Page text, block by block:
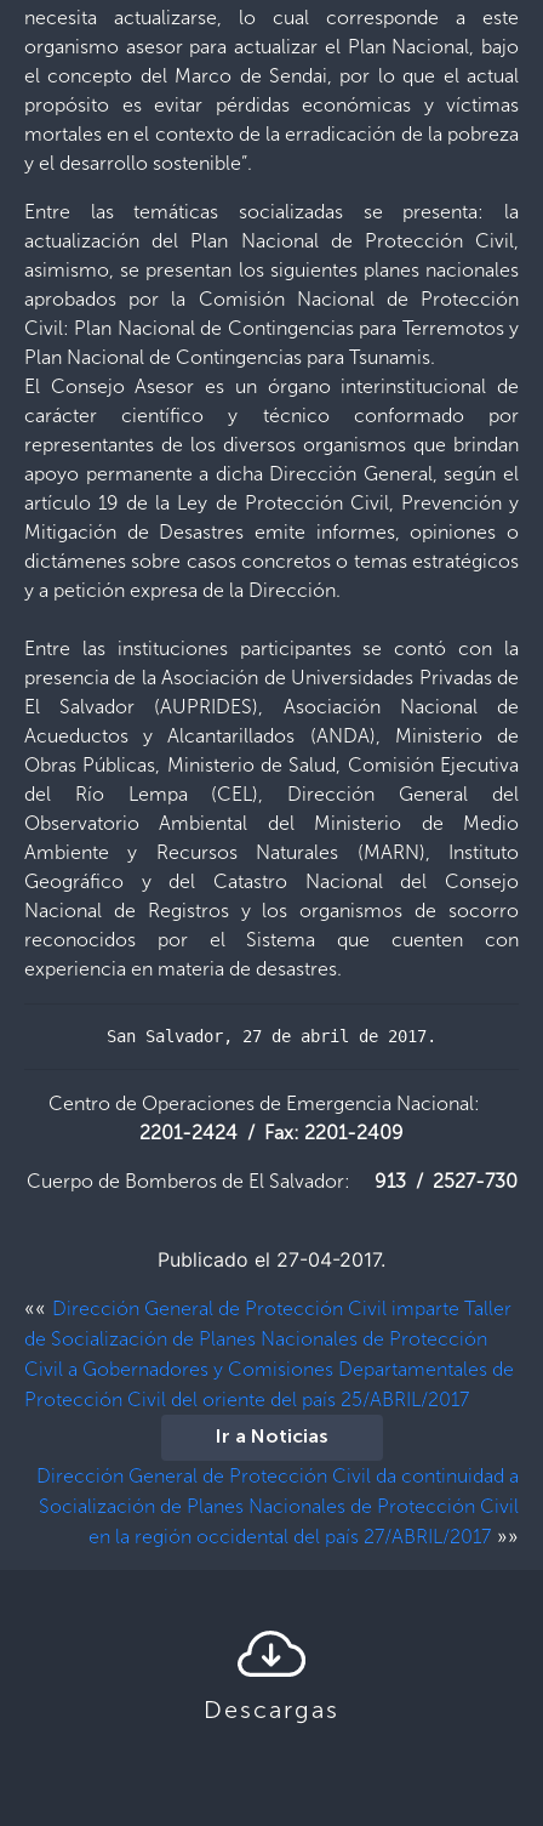
necesita actualizarse, lo cual corresponde a este
organismo asesor para actualizar el Plan Nacional, bajo
el concepto del Marco de Sendai, por lo que el actual
propósito es evitar pérdidas económicas y víctimas
mortales en el contexto de la erradicación de la pobreza
y el desarrollo sostenible”.
Entre las temáticas socializadas se presenta: la
actualización del Plan Nacional de Protección Civil,
asimismo, se presentan los siguientes planes nacionales
aprobados por la Comisión Nacional de Protección
Civil: Plan Nacional de Contingencias para Terremotos y
Plan Nacional de Contingencias para Tsunamis.
El Consejo Asesor es un órgano interinstitucional de
carácter científico y técnico conformado por
representantes de los diversos organismos que brindan
apoyo permanente a dicha Dirección General, según el
artículo 19 de la Ley de Protección Civil, Prevención y
Mitigación de Desastres emite informes, opiniones o
dictámenes sobre casos concretos o temas estratégicos
y a petición expresa de la Dirección.
Entre las instituciones participantes se contó con la
presencia de la Asociación de Universidades Privadas de
El Salvador (AUPRIDES), Asociación Nacional de
Acueductos y Alcantarillados (ANDA), Ministerio de
Obras Públicas, Ministerio de Salud, Comisión Ejecutiva
del Río Lempa (CEL), Dirección General del
Observatorio Ambiental del Ministerio de Medio
Ambiente y Recursos Naturales (MARN), Instituto
Geográfico y del Catastro Nacional del Consejo
Nacional de Registros y los organismos de socorro
reconocidos por el Sistema que cuenten con
experiencia en materia de desastres.
San Salvador, 27 de abril de 2017.
Centro de Operaciones de Emergencia Nacional:
2201-2424 / Fax: 2201-2409
Cuerpo de Bomberos de El Salvador: 913 / 2527-730
Publicado el 27-04-2017.
«« Dirección General de Protección Civil imparte Taller
de Socialización de Planes Nacionales de Protección
Civil a Gobernadores y Comisiones Departamentales de
Protección Civil del oriente del país 25/ABRIL/2017
Ir a Noticias
Dirección General de Protección Civil da continuidad a
Socialización de Planes Nacionales de Protección Civil
en la región occidental del país 27/ABRIL/2017 »»
Descargas